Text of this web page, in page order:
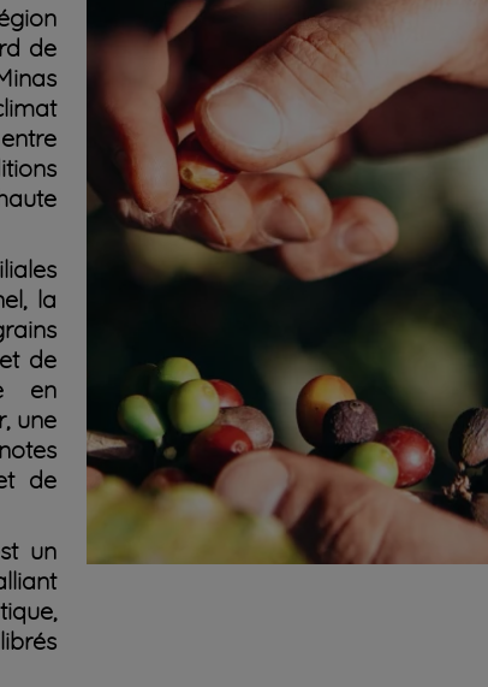
de
la
de
en
une
de
un